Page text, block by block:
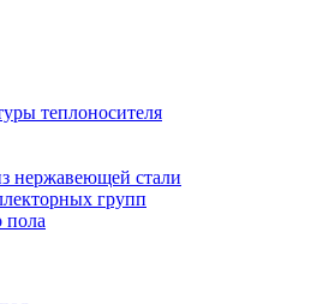
теплоносителя
нержавеющей стали
групп
пола